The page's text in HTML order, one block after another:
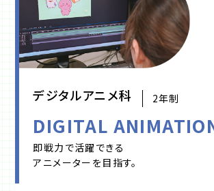
デジタルアニメ科 2年制
DIGITAL
即戦力で活躍できる
アニメーターを目指す。